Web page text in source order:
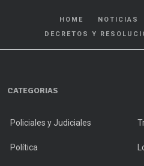
HOME NOTICIAS
DECRETOS Y
CATEGORIAS
Policiales y Judiciales
Política